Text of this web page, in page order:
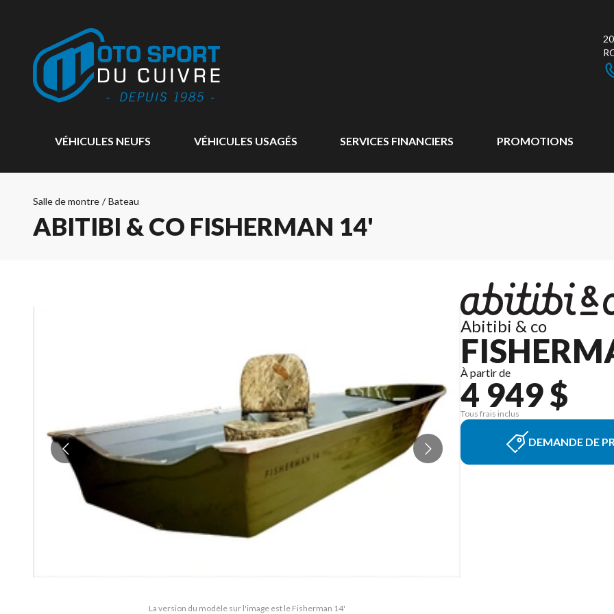
VÉHICULES NEUFS VÉHICULES USAGÉS SERVICES FINANCIERS PROMOTIONS
Salle de montre / Bateau
ABITIBI & CO FISHERMAN 14'
La version du modèle sur l'image est le Fisherman 14'
Abitibi & co
À partir de
4 949 $
Tous frais inclus
DEMANDE DE